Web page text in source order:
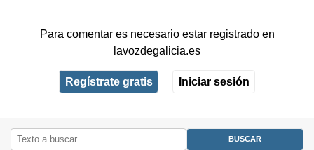
Para comentar es necesario estar registradoen
lavozdegalicia.es
Regístrate gratis Iniciar sesión